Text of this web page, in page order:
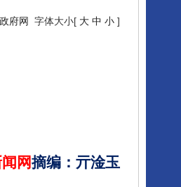
府网 字体大小[ 大 中 小 ]
网摘编 ： 亓淦玉